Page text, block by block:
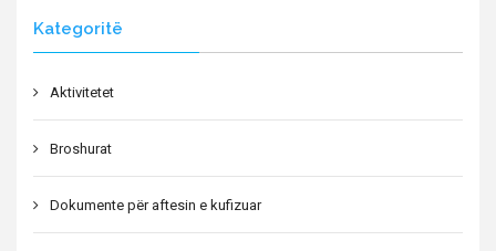
Kategoritë
Aktivitetet
Broshurat
Dokumente për aftesin e kufizuar